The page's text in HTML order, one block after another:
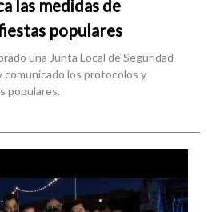
las medidas de
populares
una Junta Local de Seguridad
comunicado los protocolos y
populares.